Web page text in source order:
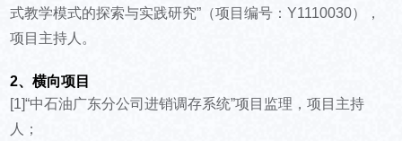
式教学模式的探索与实践研究”（项目编号：Y1110030），
项目主持人。
2、横向项目
[1]“中石油广东分公司进销调存系统”项目监理，项目主持
人；